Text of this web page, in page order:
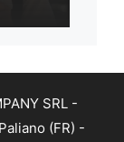
SRL -
(FR) -